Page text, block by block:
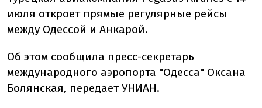
июля откроет прямые регулярные рейсы
между Одессой и Анкарой.
Об этом сообщила пресс-секретарь
международного аэропорта "Одесса" Оксана
Болянская, передает УНИАН.